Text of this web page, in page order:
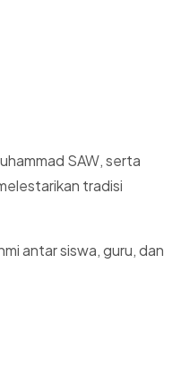
SAW, serta
tradisi
antar siswa, guru, dan